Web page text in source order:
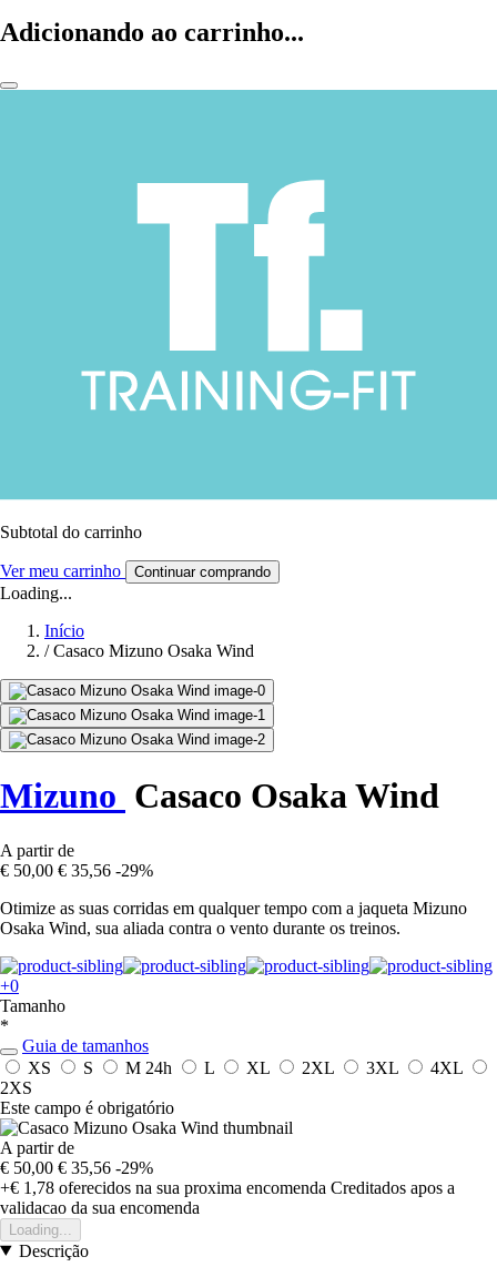
Adicionando ao carrinho...
Subtotal do carrinho
Ver meu carrinho Continuar comprando
Loading...
Início
/ Casaco Mizuno Osaka Wind
Mizuno Casaco Osaka Wind
A partir de
€ 50,00 € 35,56 -29%
Otimize as suas corridas em qualquer tempo com a jaqueta Mizuno
Osaka Wind, sua aliada contra o vento durante os treinos.
+0
Tamanho
*
Guia de tamanhos
XS
S M 24h L XL 2XL 3XL
4XL
2XS
Este campo é obrigatório
A partir de
€ 50,00 € 35,56 -29%
+€ 1,78 oferecidos na sua proxima encomenda Creditados apos a
validacao da sua encomenda
Loading...
Descrição